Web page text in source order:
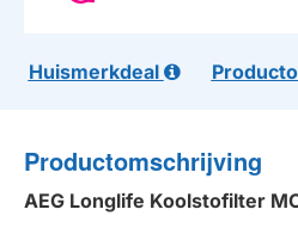
Huismerkdeal
Productomschrijving
AEG Longlife Koolstofilter